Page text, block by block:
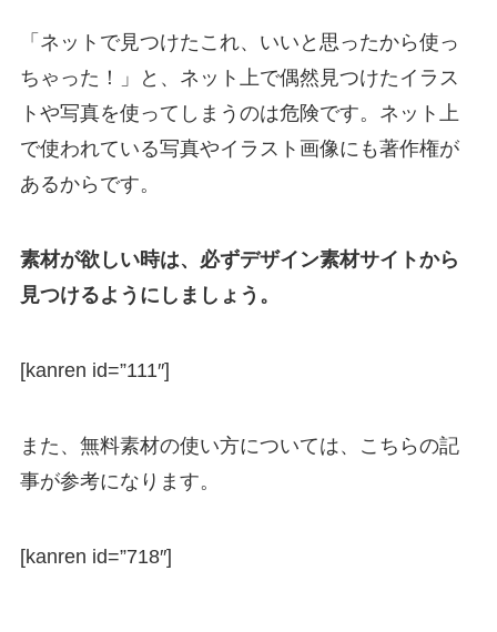
「ネットで見つけたこれ、いいと思ったから使っ
ちゃった！」と、ネット上で偶然見つけたイラス
トや写真を使ってしまうのは危険です。ネット上
で使われている写真やイラスト画像にも著作権が
あるからです。
素材が欲しい時は、必ずデザイン素材サイトから
見つけるようにしましょう。
[kanren id=”111″]
また、無料素材の使い方については、こちらの記
事が参考になります。
[kanren id=”718″]